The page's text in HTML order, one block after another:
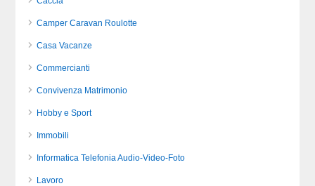
Camper Caravan Roulotte
Casa Vacanze
Commercianti
Convivenza Matrimonio
Hobby e Sport
Immobili
Informatica Telefonia Audio-Video-Foto
Lavoro